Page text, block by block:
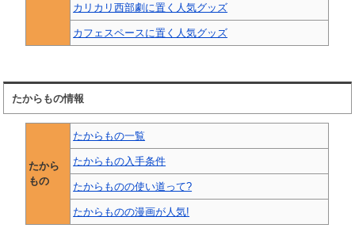
カリカリ西部劇に置く人気グッズ
カフェスペースに置く人気グッズ
たからもの情報
たから
もの
たからもの一覧
たからもの入手条件
たからものの使い道って?
たからものの漫画が人気!